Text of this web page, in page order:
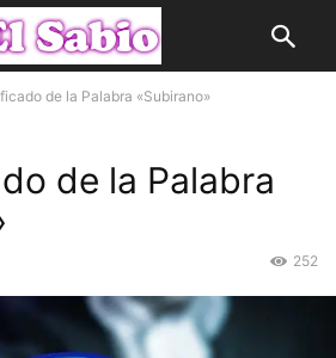
de la Palabra «Subirano»
de la Palabra
252